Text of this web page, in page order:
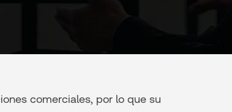
comerciales, por lo que su